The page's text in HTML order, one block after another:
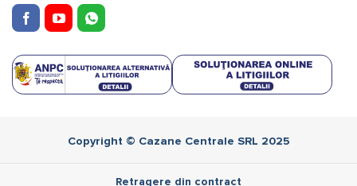
Copyright © Cazane Centrale SRL 2025
Retragere din contract